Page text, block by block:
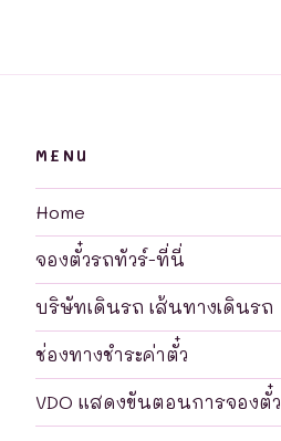
MENU
Home
จองตั๋วรถทัวร์-ที่นี่
บริษัทเดินรถ เส้นทางเดินรถ
ช่องทางชำระค่าตั๋ว
VDO แสดงขันตอนการจองตั๋ว